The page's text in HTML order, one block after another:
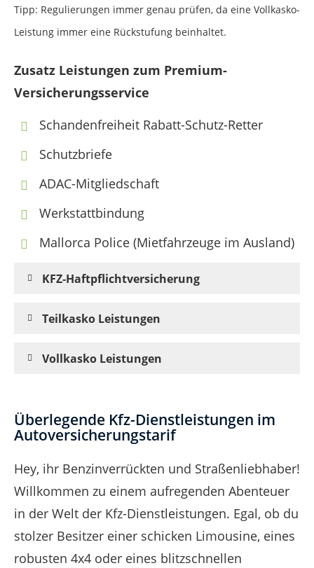
Tipp: Regulierungen immer genau prüfen, da eine Vollkasko-
Leistung immer eine Rückstufung beinhaltet.
Zusatz Leistungen zum Premium-
Versicherungsservice
Schandenfreiheit Rabatt-Schutz-Retter
Schutzbriefe
ADAC-Mitgliedschaft
Werkstattbindung
Mallorca Police (Mietfahrzeuge im Ausland)
KFZ-Haftpflichtversicherung
Teilkasko Leistungen
Vollkasko Leistungen
Überlegende Kfz-Dienstleistungen im
Autoversicherungstarif
Hey, ihr Benzinverrückten und Straßenliebhaber!
Willkommen zu einem aufregenden Abenteuer
in der Welt der Kfz-Dienstleistungen. Egal, ob du
stolzer Besitzer einer schicken Limousine, eines
robusten 4x4 oder eines blitzschnellen